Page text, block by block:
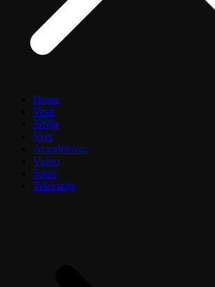
Home
Vesti
Srbija
Svet
Aranđelovac
Video
Sport
Televizija